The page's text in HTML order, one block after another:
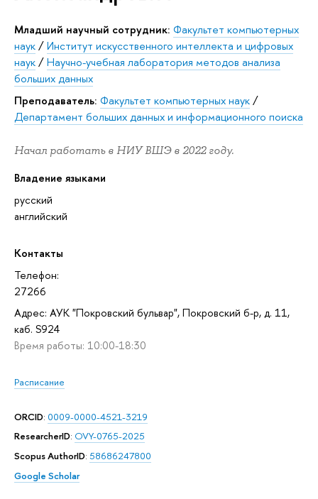
Младший научный сотрудник: Факультет компьютерных
наук/Институт искусственного интеллекта и цифровых
наук/Научно-учебная лаборатория методов анализа
больших данных
Преподаватель: Факультет компьютерных наук/
Департамент больших данных и информационного поиска
Начал работать в НИУ ВШЭ в 2022 году.
Владение языками
русский
английский
Контакты
Телефон:
27266
Адрес: АУК "Покровский бульвар", Покровский б-р, д. 11,
каб. S924
Время работы: 10:00-18:30
Расписание
ORCID: 0009-0000-4521-3219
ResearcherID: OVY-0765-2025
Scopus AuthorID: 58686247800
Google Scholar